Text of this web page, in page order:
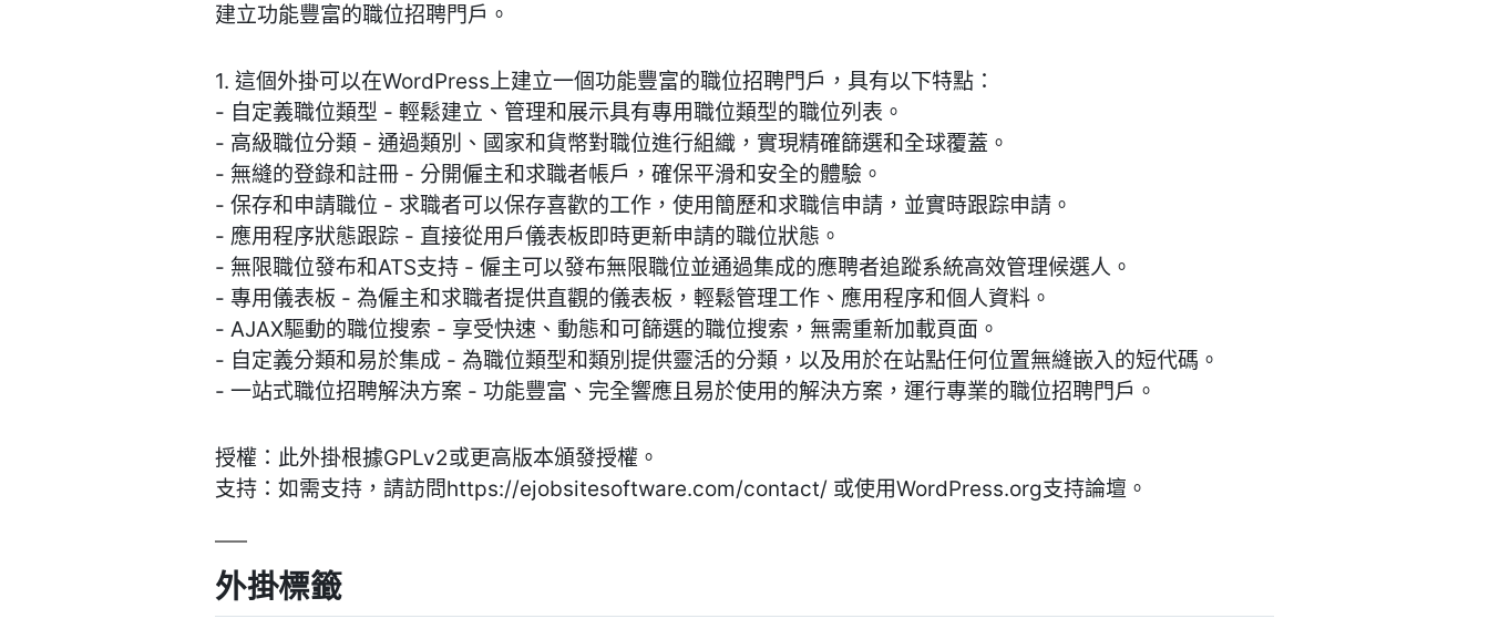
建立功能豐富的職位招聘門戶。
1. 這個外掛可以在WordPress上建立一個功能豐富的職位招聘門戶，具有以下特點：
- 自定義職位類型 - 輕鬆建立、管理和展示具有專用職位類型的職位列表。
- 高級職位分類 - 通過類別、國家和貨幣對職位進行組織，實現精確篩選和全球覆蓋。
- 無縫的登錄和註冊 - 分開僱主和求職者帳戶，確保平滑和安全的體驗。
- 保存和申請職位 - 求職者可以保存喜歡的工作，使用簡歷和求職信申請，並實時跟踪申請。
- 應用程序狀態跟踪 - 直接從用戶儀表板即時更新申請的職位狀態。
- 無限職位發布和ATS支持 - 僱主可以發布無限職位並通過集成的應聘者追蹤系統高效管理候選人。
- 專用儀表板 - 為僱主和求職者提供直觀的儀表板，輕鬆管理工作、應用程序和個人資料。
- AJAX驅動的職位搜索 - 享受快速、動態和可篩選的職位搜索，無需重新加載頁面。
- 自定義分類和易於集成 - 為職位類型和類別提供靈活的分類，以及用於在站點任何位置無縫嵌入的短代碼。
- 一站式職位招聘解決方案 - 功能豐富、完全響應且易於使用的解決方案，運行專業的職位招聘門戶。
授權：此外掛根據GPLv2或更高版本頒發授權。
支持：如需支持，請訪問https://ejobsitesoftware.com/contact/ 或使用WordPress.org支持論壇。
外掛標籤